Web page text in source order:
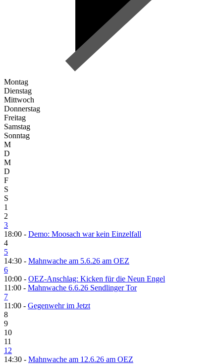
Montag
Dienstag
Mittwoch
Donnerstag
Freitag
Samstag
Sonntag
M
D
M
D
F
S
S
1
2
3
18:00 - Demo: Moosach war kein Einzelfall
4
5
14:30 - Mahnwache am 5.6.26 am OEZ
6
10:00 - OEZ-Anschlag: Kicken für die Neun Engel
11:00 - Mahnwache 6.6.26 Sendlinger Tor
7
11:00 - Gegenwehr im Jetzt
8
9
10
11
12
14:30 - Mahnwache am 12.6.26 am OEZ